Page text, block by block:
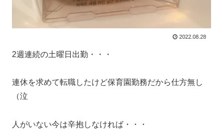
2022.08.28
2週連続の土曜日出勤・・・
連休を求めて転職したけど保育園勤務だから仕方無し
（泣
人がいない今は辛抱しなければ・・・